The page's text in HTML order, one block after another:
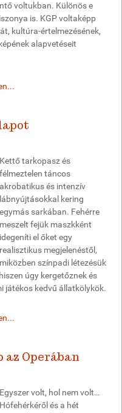
voltukban. Különös e
is. KGP voltaképp
kultúra-értelmezésének,
alapvetéseit
Kettő tarkopasz és
félmeztelen táncos
akrobatikus és intenzív
lábnyújtásokkal kering
egymás sarkában. Fehérre
meszelt fejük maszkként
idegeníti el őket egy
realisztikus megjelenéstől,
miközben színpadi létezésük
úgy kergetőznek és
játékos kedvű állatkölykök.
az Operában
Egyszer volt, hol nem volt…
Hófehérkéről és a hét